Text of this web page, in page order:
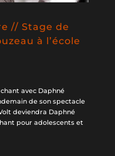
// Stage de
à l’école
avec Daphné
de son spectacle
deviendra Daphné
pour adolescents et